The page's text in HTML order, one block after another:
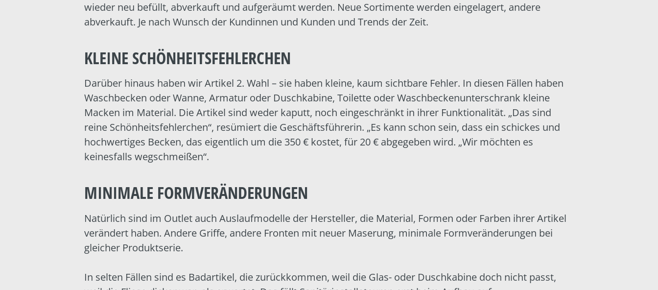
wieder neu befüllt, abverkauft und aufgeräumt werden. Neue Sortimente werden eingelagert, andere
abverkauft. Je nach Wunsch der Kundinnen und Kunden und Trends der Zeit.
KLEINE SCHÖNHEITSFEHLERCHEN
Darüber hinaus haben wir Artikel 2. Wahl – sie haben kleine, kaum sichtbare Fehler. In diesen Fällen haben
Waschbecken oder Wanne, Armatur oder Duschkabine, Toilette oder Waschbeckenunterschrank kleine
Macken im Material. Die Artikel sind weder kaputt, noch eingeschränkt in ihrer Funktionalität. „Das sind
reine Schönheitsfehlerchen“, resümiert die Geschäftsführerin. „Es kann schon sein, dass ein schickes und
hochwertiges Becken, das eigentlich um die 350 € kostet, für 20 € abgegeben wird. „Wir möchten es
keinesfalls wegschmeißen“.
MINIMALE FORMVERÄNDERUNGEN
Natürlich sind im Outlet auch Auslaufmodelle der Hersteller, die Material, Formen oder Farben ihrer Artikel
verändert haben. Andere Griffe, andere Fronten mit neuer Maserung, minimale Formveränderungen bei
gleicher Produktserie.
In selten Fällen sind es Badartikel, die zurückkommen, weil die Glas- oder Duschkabine doch nicht passt,